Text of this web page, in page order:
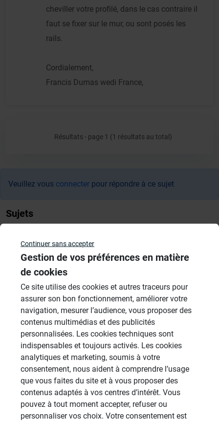
cheviller votre profilé, dans le cas contraire il
faut se fixer sur le mur, ou sont posés les
rails.
Cordialement,
Francis Dumas wedi France,
Résultats - page 1 (1 résultats au total)
Veuillez vous connecter pour répondre à ce sujet
Sujets
Aménagement Agencement
Revêtement Finition
19 Sujets
Douches à l'Italienne
1485 Sujets
Cabines de hammam
26 Sujets
Autres
949 Sujets
Continuer sans accepter
Gestion de vos préférences en matière
de cookies
Ce site utilise des cookies et autres traceurs pour
assurer son bon fonctionnement, améliorer votre
navigation, mesurer l’audience, vous proposer des
contenus multimédias et des publicités
personnalisées. Les cookies techniques sont
indispensables et toujours activés. Les cookies
analytiques et marketing, soumis à votre
consentement, nous aident à comprendre l’usage
que vous faites du site et à vous proposer des
contenus adaptés à vos centres d’intérêt. Vous
pouvez à tout moment accepter, refuser ou
personnaliser vos choix. Votre consentement est